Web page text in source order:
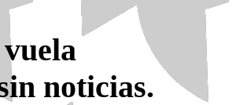
noticias.